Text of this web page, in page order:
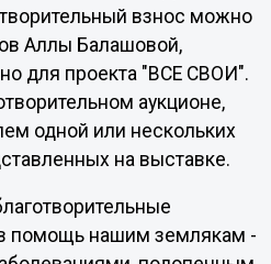
взнос можно
Аллы Балашовой,
для проекта "ВСЕ СВОИ".
аукционе,
одной или нескольких
на выставке.
помощь нашим землякам -